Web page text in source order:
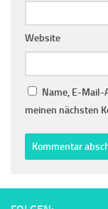
Website
Name, E-Mail-
meinen nächsten